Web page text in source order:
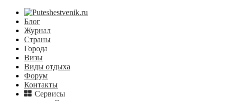
Блог
Журнал
Страны
Города
Визы
Виды отдыха
Форум
Контакты
Сервисы